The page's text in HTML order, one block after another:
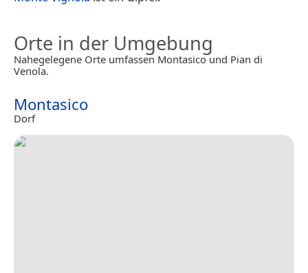
Orte in der Umgebung
Nahegelegene Orte umfassen Montasico und Pian di
Venola.
Montasico
Dorf